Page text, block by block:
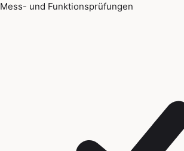
Mess- und Funktionsprüfungen